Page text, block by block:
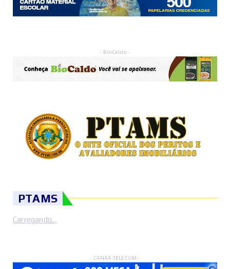
- BioCaldo -
PTAMS
Carregando...
- CANAÃ TELECOM -